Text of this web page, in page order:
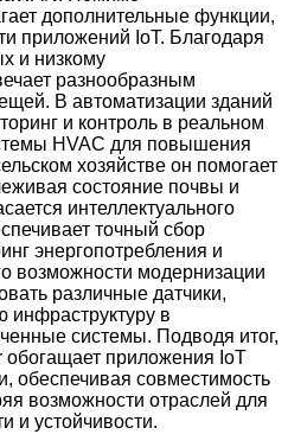
дополнительные функции,
приложений IoT. Благодаря
и низкому
разнообразным
В автоматизации зданий
и контроль в реальном
HVAC для повышения
хозяйстве он помогает
состояние почвы и
интеллектуального
точный сбор
энергопотребления и
возможности модернизации
различные датчики,
в
системы. Подводя итог,
приложения IoT
совместимость
возможности отраслей для
и устойчивости.